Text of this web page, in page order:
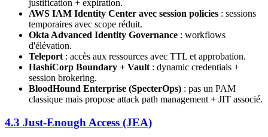
justification + expiration.
AWS IAM Identity Center avec session policies : sessions
temporaires avec scope réduit.
Okta Advanced Identity Governance : workflows
d'élévation.
Teleport : accès aux ressources avec TTL et approbation.
HashiCorp Boundary + Vault : dynamic credentials +
session brokering.
BloodHound Enterprise (SpecterOps) : pas un PAM
classique mais propose attack path management + JIT associé.
4.3 Just-Enough Access (JEA)